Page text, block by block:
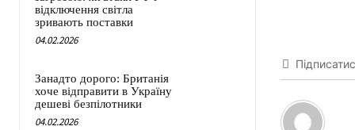
відключення світла
зривають поставки
04.02.2026
Занадто дорого: Британія
хоче відправити в Україну
дешеві безпілотники
04.02.2026